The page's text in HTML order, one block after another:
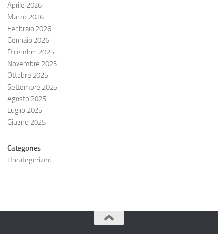
Aprile 2026
Marzo 2026
Febbraio 2026
Gennaio 2026
Dicembre 2025
Novembre 2025
Ottobre 2025
Settembre 2025
Agosto 2025
Luglio 2025
Giugno 2025
Categories
Uncategorized